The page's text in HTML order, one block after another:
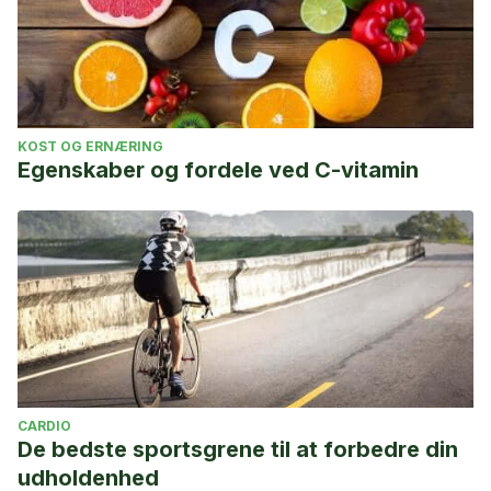
KOST OG ERNÆRING
Egenskaber og fordele ved C-vitamin
CARDIO
De bedste sportsgrene til at forbedre din
udholdenhed